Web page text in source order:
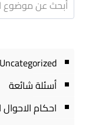
Uncategorized
أسئلة شائعة
احكام